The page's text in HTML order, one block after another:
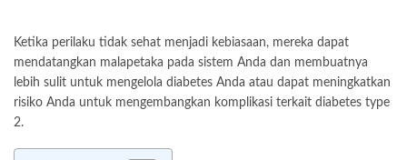
Ketika perilaku tidak sehat menjadi kebiasaan, mereka dapat
mendatangkan malapetaka pada sistem Anda dan membuatnya
lebih sulit untuk mengelola diabetes Anda atau dapat meningkatkan
risiko Anda untuk mengembangkan komplikasi terkait diabetes type
2.